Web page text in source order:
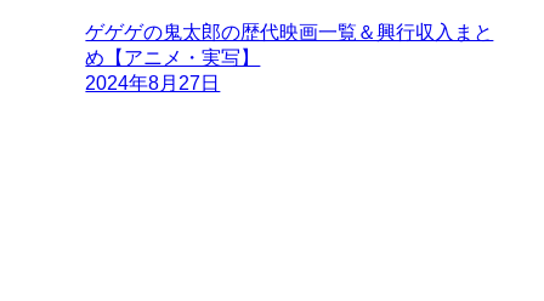
ゲゲゲの鬼太郎の歴代映画一覧＆興行収入まと
め【アニメ・実写】
2024年8月27日